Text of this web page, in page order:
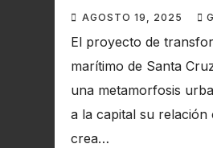
cultura
AGOSTO 19, 2025
El proyecto de
marítimo de Santa
una metamorfosis
a la capital su
crea…